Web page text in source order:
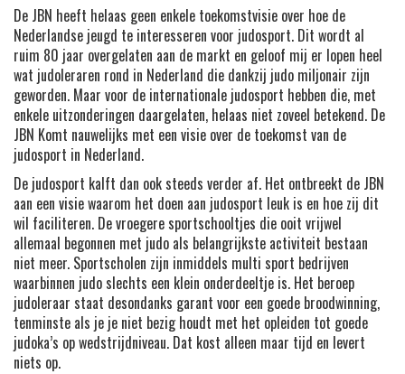
De JBN heeft helaas geen enkele toekomstvisie over hoe de
Nederlandse jeugd te interesseren voor judosport. Dit wordt al
ruim 80 jaar overgelaten aan de markt en geloof mij er lopen heel
wat judoleraren rond in Nederland die dankzij judo miljonair zijn
geworden. Maar voor de internationale judosport hebben die, met
enkele uitzonderingen daargelaten, helaas niet zoveel betekend. De
JBN Komt nauwelijks met een visie over de toekomst van de
judosport in Nederland.
De judosport kalft dan ook steeds verder af. Het ontbreekt de JBN
aan een visie waarom het doen aan judosport leuk is en hoe zij dit
wil faciliteren. De vroegere sportschooltjes die ooit vrijwel
allemaal begonnen met judo als belangrijkste activiteit bestaan
niet meer. Sportscholen zijn inmiddels multi sport bedrijven
waarbinnen judo slechts een klein onderdeeltje is. Het beroep
judoleraar staat desondanks garant voor een goede broodwinning,
tenminste als je je niet bezig houdt met het opleiden tot goede
judoka’s op wedstrijdniveau. Dat kost alleen maar tijd en levert
niets op.